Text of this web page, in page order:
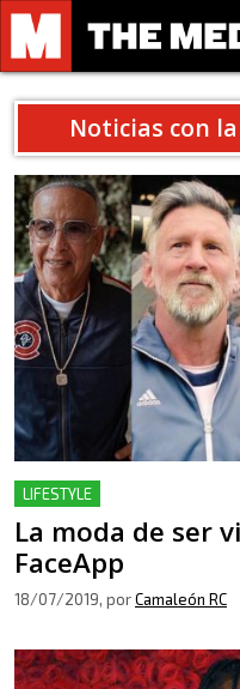
Noticias con
LIFESTYLE
La moda de ser
FaceApp
18/07/2019, porCamaleón RC